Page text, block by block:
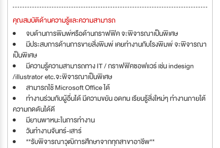
คุณสมบัติด้านความรู้และความสามารถ
จบด้านการพิมพ์หรือด้านกราฟฟิค จะพิจารณาเป็นพิเศษ
มีประสบการด้านการขายสิ่งพิมพ์ เคยทำงานกับโรงพิมพ์ จะพิจารณา
เป็นพิเศษ
มีความรู้ความสามารถทาง IT / กราฟฟิคซอฟแวร์ เช่น indesign
/illustrator etc.จะพิจารณาเป็นพิเศษ
สามารถใช้ Microsoft Office ได้
ทำงานร่วมกับผู้อื่นได้ มีความขยัน อดทน เรียนรู้สิ่งใหม่ๆ ทำงานภายใต้
ความกดดันได้ดี
มียานพาหนะในการทำงาน
วันทำงานจันทร์-เสาร์
**รับพิจารณาวุฒิการศึกษาจากทุกสาขาอาชีพ**